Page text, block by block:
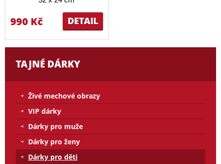
DETAIL
990 Kč
TAJNÉ DÁRKY
Živé mechové obrazy
VIP dárky
Dárky pro muže
Dárky pro ženy
Dárky pro děti